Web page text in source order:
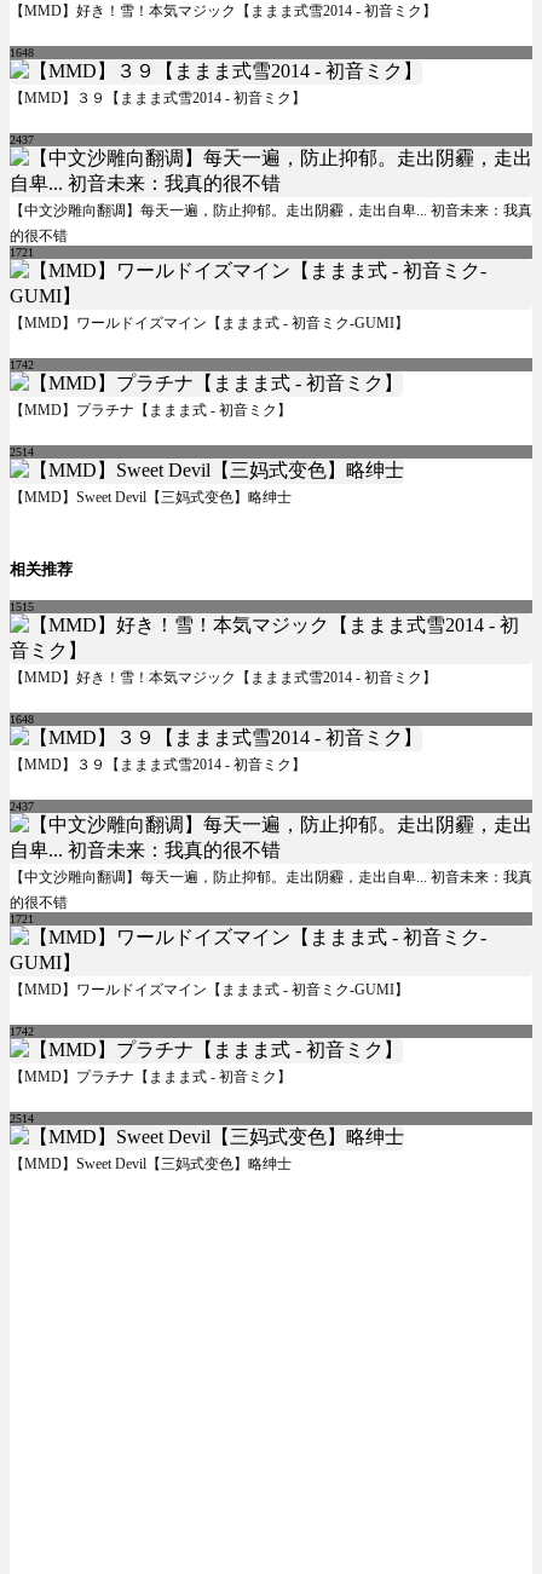
【MMD】好き！雪！本気マジック【ままま式雪2014 - 初音ミク】
1648
【MMD】３９【ままま式雪2014 - 初音ミク】
2437
【中文沙雕向翻调】每天一遍，防止抑郁。走出阴霾，走出自卑... 初音未来：我真
的很不错
1721
【MMD】ワールドイズマイン【ままま式 - 初音ミク-GUMI】
1742
【MMD】プラチナ【ままま式 - 初音ミク】
2514
【MMD】Sweet Devil【三妈式变色】略绅士
相关推荐
1515
【MMD】好き！雪！本気マジック【ままま式雪2014 - 初音ミク】
1648
【MMD】３９【ままま式雪2014 - 初音ミク】
2437
【中文沙雕向翻调】每天一遍，防止抑郁。走出阴霾，走出自卑... 初音未来：我真
的很不错
1721
【MMD】ワールドイズマイン【ままま式 - 初音ミク-GUMI】
1742
【MMD】プラチナ【ままま式 - 初音ミク】
2514
【MMD】Sweet Devil【三妈式变色】略绅士